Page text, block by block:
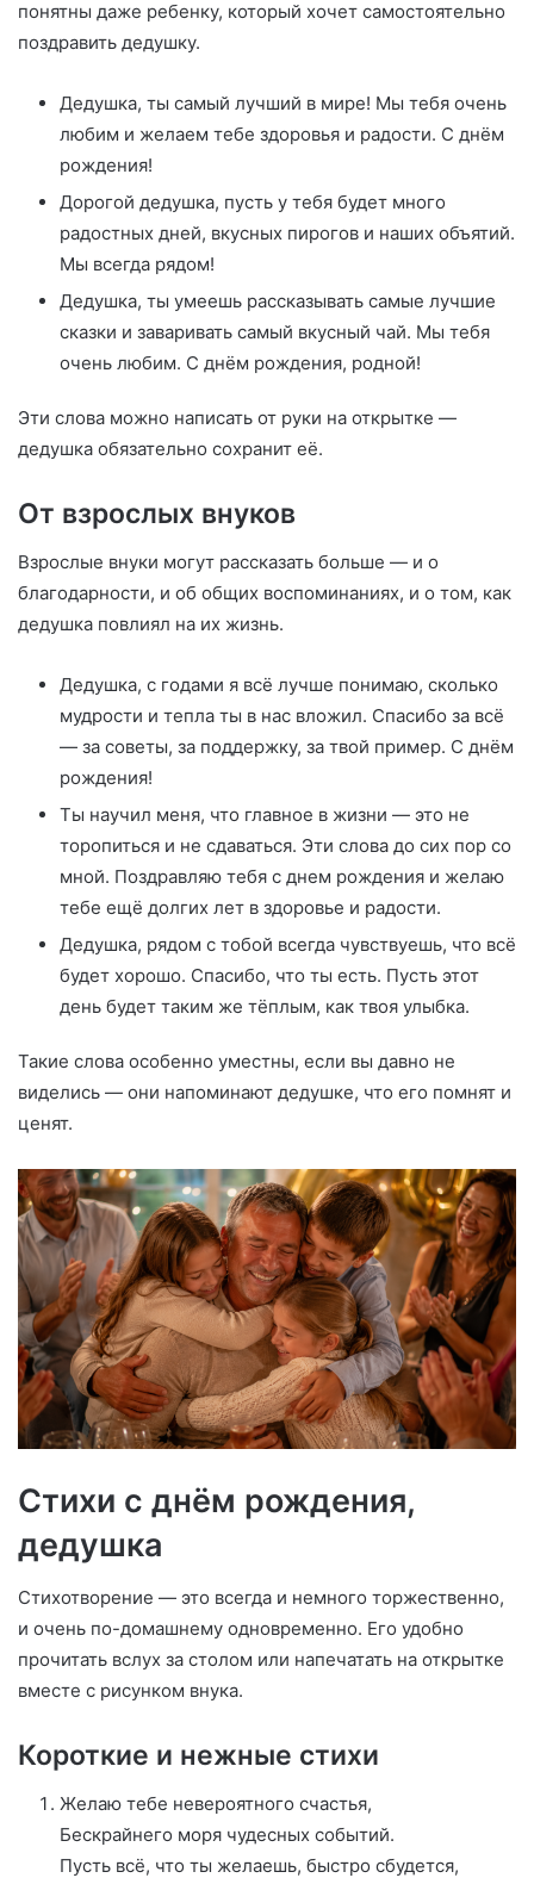
понятны даже ребенку, который хочет самостоятельно
поздравить дедушку.
Дедушка, ты самый лучший в мире! Мы тебя очень
любим и желаем тебе здоровья и радости. С днём
рождения!
Дорогой дедушка, пусть у тебя будет много
радостных дней, вкусных пирогов и наших объятий.
Мы всегда рядом!
Дедушка, ты умеешь рассказывать самые лучшие
сказки и заваривать самый вкусный чай. Мы тебя
очень любим. С днём рождения, родной!
Эти слова можно написать от руки на открытке —
дедушка обязательно сохранит её.
От взрослых внуков
Взрослые внуки могут рассказать больше — и о
благодарности, и об общих воспоминаниях, и о том, как
дедушка повлиял на их жизнь.
Дедушка, с годами я всё лучше понимаю, сколько
мудрости и тепла ты в нас вложил. Спасибо за всё
— за советы, за поддержку, за твой пример. С днём
рождения!
Ты научил меня, что главное в жизни — это не
торопиться и не сдаваться. Эти слова до сих пор со
мной. Поздравляю тебя с днем рождения и желаю
тебе ещё долгих лет в здоровье и радости.
Дедушка, рядом с тобой всегда чувствуешь, что всё
будет хорошо. Спасибо, что ты есть. Пусть этот
день будет таким же тёплым, как твоя улыбка.
Такие слова особенно уместны, если вы давно не
виделись — они напоминают дедушке, что его помнят и
ценят.
Стихи с днём рождения,
дедушка
Стихотворение — это всегда и немного торжественно,
и очень по-домашнему одновременно. Его удобно
прочитать вслух за столом или напечатать на открытке
вместе с рисунком внука.
Короткие и нежные стихи
Желаю тебе невероятного счастья,
Бескрайнего моря чудесных событий.
Пусть всё, что ты желаешь, быстро сбудется,